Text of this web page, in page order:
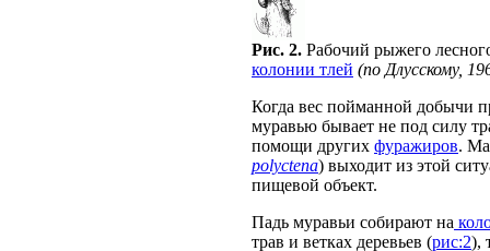
Рис. 2. Рабочий рыжего
колонии тлей (по Длусскому,
Когда вес пойманной добычи
муравью бывает не под силу
помощи других фуражиров.
polyctena) выходит из этой
пищевой объект.
Падь муравьи собирают на
трав и ветках деревьев (рис:2),